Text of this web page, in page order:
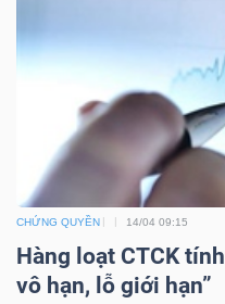
CHỨNG QUYỀN 14/04 09:15
Hàng loạt CTCK
vô hạn, lỗ giới hạn”
CÔNG
NGHỆ
THÔNG